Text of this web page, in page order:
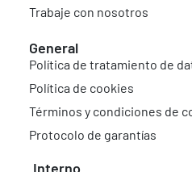
Trabaje con nosotros
General
Política de tratamiento de
Política de cookies
Términos y condiciones de
Protocolo de garantías
Interno